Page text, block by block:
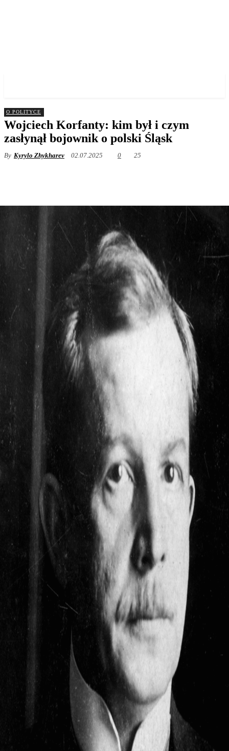
O POLITYCE
Wojciech Korfanty: kim był i czym
zasłynął bojownik o polski Śląsk
By Kyrylo Zhykharev 02.07.2025 0 25